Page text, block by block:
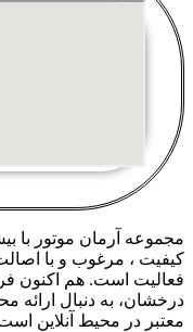
کيفيت ، مرغوب و با
فعاليت است. هم اکنون
درخشان، به دنبال ارائه
معتبر در محيط آنلاين